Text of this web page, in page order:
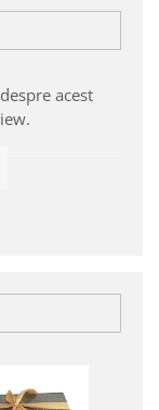
acest